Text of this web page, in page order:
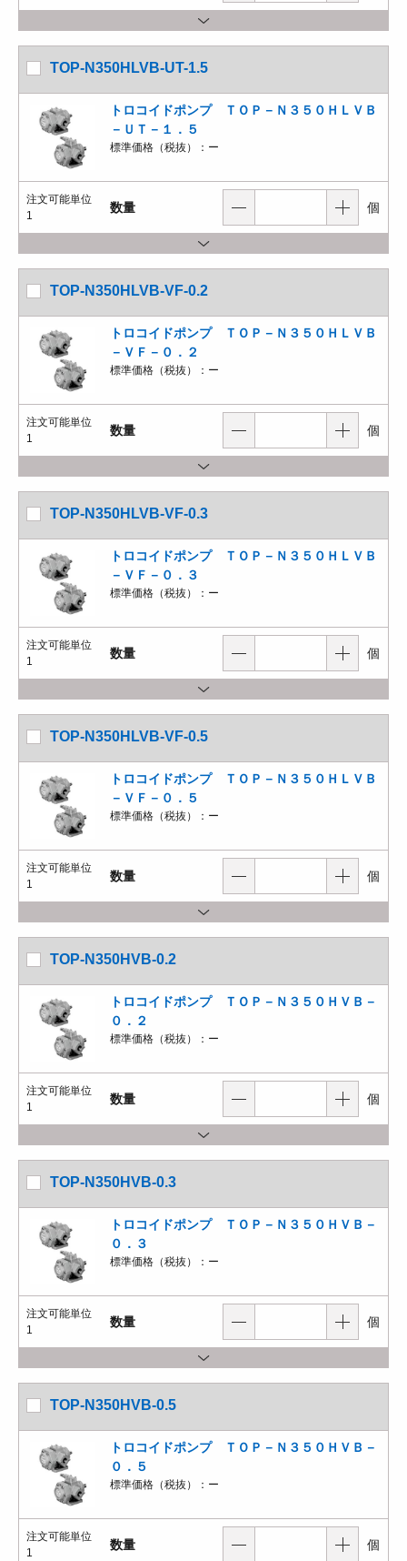
TOP-N350HLVB-UT-1.5
トロコイドポンプ ＴＯＰ－Ｎ３５０ＨＬＶＢ
－ＵＴ－１．５
標準価格（税抜）： ー
注文可能単位
1
数量 個
TOP-N350HLVB-VF-0.2
トロコイドポンプ ＴＯＰ－Ｎ３５０ＨＬＶＢ
－ＶＦ－０．２
標準価格（税抜）： ー
注文可能単位
1
数量 個
TOP-N350HLVB-VF-0.3
トロコイドポンプ ＴＯＰ－Ｎ３５０ＨＬＶＢ
－ＶＦ－０．３
標準価格（税抜）： ー
注文可能単位
1
数量 個
TOP-N350HLVB-VF-0.5
トロコイドポンプ ＴＯＰ－Ｎ３５０ＨＬＶＢ
－ＶＦ－０．５
標準価格（税抜）： ー
注文可能単位
1
数量 個
TOP-N350HVB-0.2
トロコイドポンプ ＴＯＰ－Ｎ３５０ＨＶＢ－
０．２
標準価格（税抜）： ー
注文可能単位
1
数量 個
TOP-N350HVB-0.3
トロコイドポンプ ＴＯＰ－Ｎ３５０ＨＶＢ－
０．３
標準価格（税抜）： ー
注文可能単位
1
数量 個
TOP-N350HVB-0.5
トロコイドポンプ ＴＯＰ－Ｎ３５０ＨＶＢ－
０．５
標準価格（税抜）： ー
注文可能単位
1
数量 個